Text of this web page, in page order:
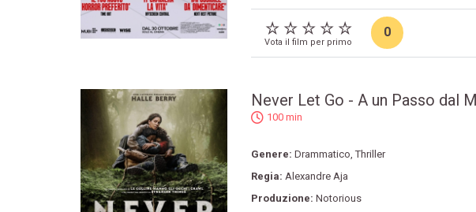
Vota il film per primo
0
Never Let Go - A un Passo dal
100 min
Genere: Drammatico,Thriller
Regia: Alexandre Aja
Produzione: Notorious